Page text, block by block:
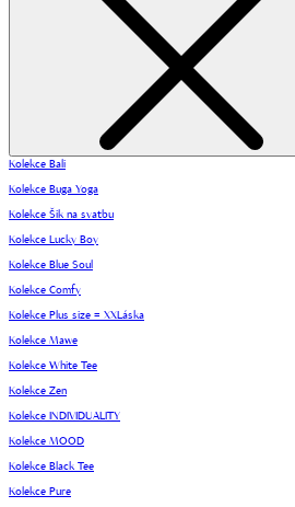
Kolekce Bali
Kolekce Buga Yoga
Kolekce Šik na svatbu
Kolekce Lucky Boy
Kolekce Blue Soul
Kolekce Comfy
Kolekce Plus size = XXLáska
Kolekce Mawe
Kolekce White Tee
Kolekce Zen
Kolekce INDIVIDUALITY
Kolekce MOOD
Kolekce Black Tee
Kolekce Pure